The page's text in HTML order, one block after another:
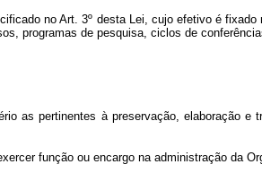
no Art. 3º desta Lei, cujo efetivo é
programas de pesquisa, ciclos de
as pertinentes à preservação, elaboração
função ou encargo na administração da